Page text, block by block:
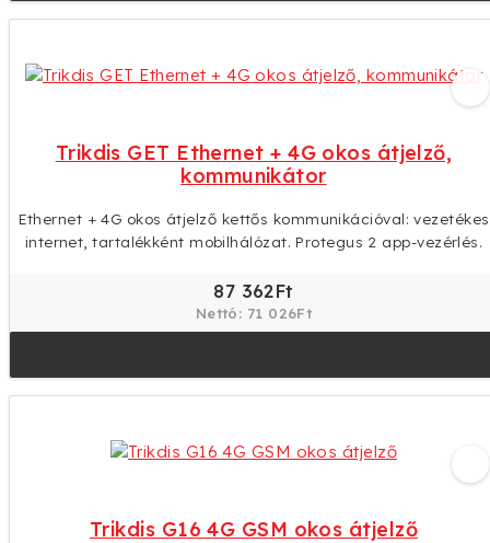
Trikdis GET Ethernet + 4G okos átjelző,
kommunikátor
Ethernet + 4G okos átjelző kettős kommunikációval: vezetékes
internet, tartalékként mobilhálózat. Protegus 2 app-vezérlés.
87 362Ft
Nettó: 71 026Ft
Trikdis G16 4G GSM okos átjelző